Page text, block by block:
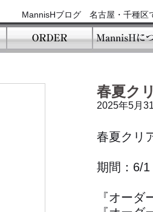
MannisHブログ 名古屋・千種区
春夏ク
2025年5月
春夏クリ
期間：
『オーダ